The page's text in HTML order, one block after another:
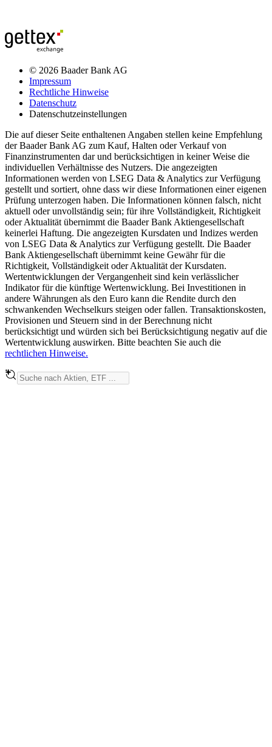
© 2026 Baader Bank AG
Impressum
Rechtliche Hinweise
Datenschutz
Datenschutzeinstellungen
Die auf dieser Seite enthaltenen Angaben stellen keine Empfehlung
der Baader Bank AG zum Kauf, Halten oder Verkauf von
Finanzinstrumenten dar und berücksichtigen in keiner Weise die
individuellen Verhältnisse des Nutzers. Die angezeigten
Informationen werden von LSEG Data & Analytics zur Verfügung
gestellt und sortiert, ohne dass wir diese Informationen einer eigenen
Prüfung unterzogen haben. Die Informationen können falsch, nicht
aktuell oder unvollständig sein; für ihre Vollständigkeit, Richtigkeit
oder Aktualität übernimmt die Baader Bank Aktiengesellschaft
keinerlei Haftung. Die angezeigten Kursdaten und Indizes werden
von LSEG Data & Analytics zur Verfügung gestellt. Die Baader
Bank Aktiengesellschaft übernimmt keine Gewähr für die
Richtigkeit, Vollständigkeit oder Aktualität der Kursdaten.
Wertentwicklungen der Vergangenheit sind kein verlässlicher
Indikator für die künftige Wertenwicklung. Bei Investitionen in
andere Währungen als den Euro kann die Rendite durch den
schwankenden Wechselkurs steigen oder fallen. Transaktionskosten,
Provisionen und Steuern sind in der Berechnung nicht
berücksichtigt und würden sich bei Berücksichtigung negativ auf die
Wertentwicklung auswirken. Bitte beachten Sie auch die
rechtlichen Hinweise.